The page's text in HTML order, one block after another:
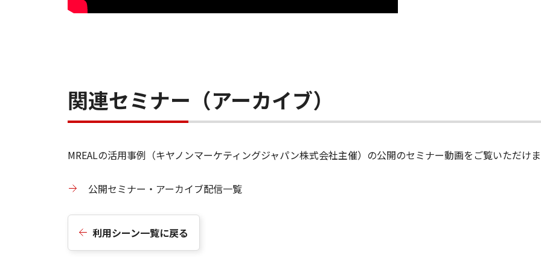
関連セミナー（アーカイブ）
MREALの活用事例（キヤノンマーケティングジャパン株式会社主催）の公開のセミナー動画をご覧いただけ
公開セミナー・アーカイブ配信一覧
利用シーン一覧に戻る